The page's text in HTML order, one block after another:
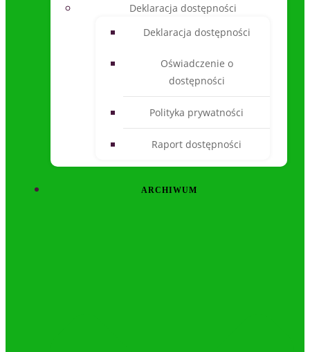
Deklaracja dostępności
Deklaracja dostępności
Oświadczenie o
dostępności
Polityka prywatności
Raport dostępności
ARCHIWUM